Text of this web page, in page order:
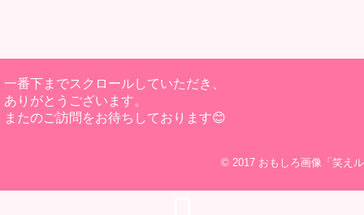
一番下までスクロールしていただき、
ありがとうございます。
またのご訪問をお待ちしております😊
© 2017 おもしろ画像「笑え